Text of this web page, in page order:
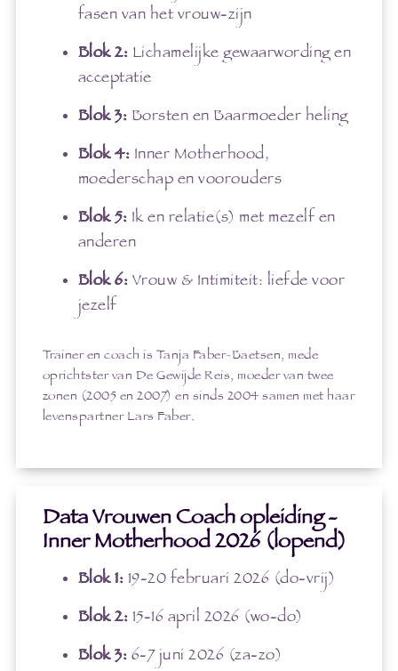
fasen van het vrouw-zijn
Blok 2: Lichamelijke gewaarwording en
acceptatie
Blok 3: Borsten en Baarmoeder heling
Blok 4: Inner Motherhood,
moederschap en voorouders
Blok 5: Ik en relatie(s) met mezelf en
anderen
Blok 6:Vrouw & Intimiteit: liefde voor
jezelf
Trainer en coach is Tanja Faber-Baetsen, mede
oprichtster van De Gewijde Reis, moeder van twee
zonen (2005 en 2007) en sinds 2004 samen met haar
levenspartner Lars Faber.
Data Vrouwen Coach opleiding -
Inner Motherhood 2026 (lopend)
Blok 1:19-20 februari 2026 (do-vrij)
Blok 2:15-16 april 2026 (wo-do)
Blok 3:6-7 juni 2026 (za-zo)